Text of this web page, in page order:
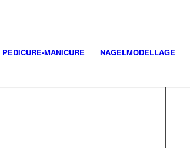
PEDICURE-MANICURE NAGELMODELLAGE